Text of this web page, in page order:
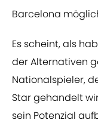
Barcelona
Es scheint, als
der Alternativen
Nationalspieler,
Star gehandelt
sein Potenzial